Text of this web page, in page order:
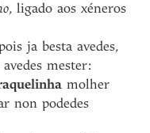
, ligado aos xéneros
ja besta avedes,
mester:
molher
podedes